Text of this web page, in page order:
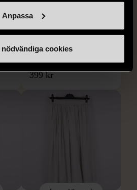
Anpassa
nödvändiga cookies
RODEBJER
Rodebjer - Mönstrad topp
Mycket gott skick
399 kr